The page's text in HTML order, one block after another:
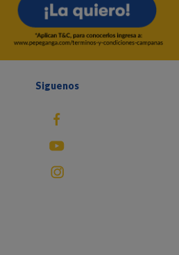
Siguenos
fb
You Tube
instagram